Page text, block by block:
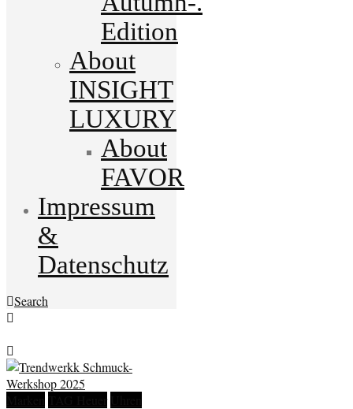
Edition
About
INSIGHT
LUXURY
About
FAVOR
Impressum
&
Datenschutz
Search